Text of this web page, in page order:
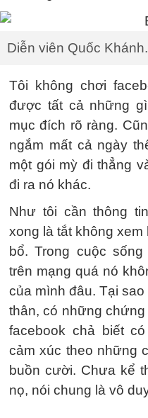
Diễn viên Quốc Khánh.
Tôi không chơi
được tất cả những
mục đích rõ ràng.
ngắm mất cả ngày
một gói mỳ đi thẳng
đi ra nó khác.
Như tôi cần thông
xong là tắt không xem
bổ. Trong cuộc
trên mạng quá nó
của mình đâu. Tại
thân, có những
facebook chả biết
cảm xúc theo những
buồn cười. Chưa kể
nọ, nói chung là vô